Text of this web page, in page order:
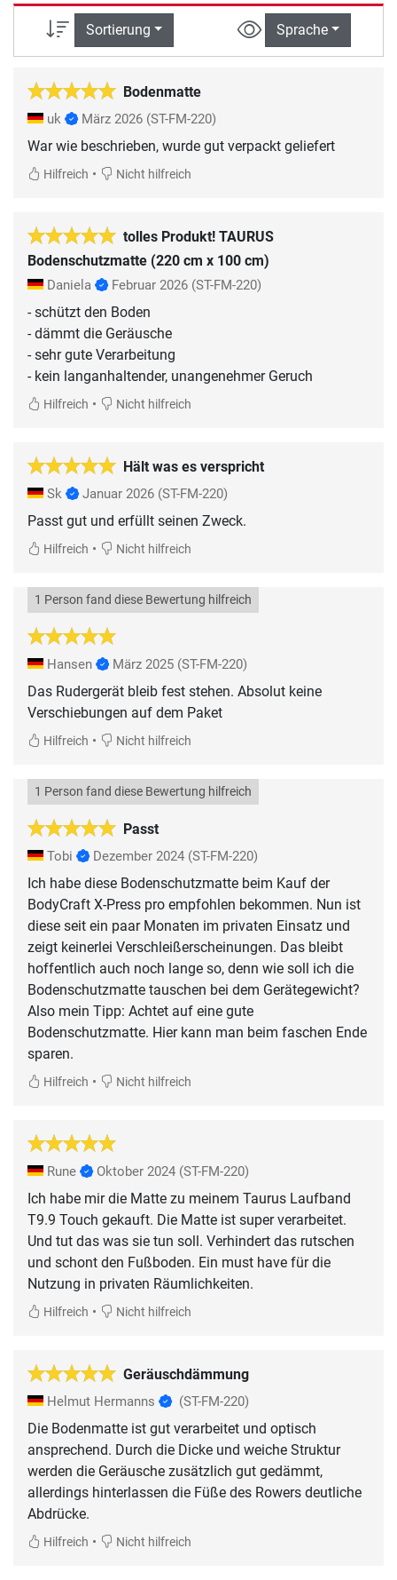
Sortierung Sprache
Bodenmatte
uk März 2026 (ST-FM-220)
War wie beschrieben, wurde gut verpackt geliefert
Hilfreich • Nicht hilfreich
tolles Produkt! TAURUS
Bodenschutzmatte (220 cm x 100 cm)
Daniela Februar 2026 (ST-FM-220)
- schützt den Boden
- dämmt die Geräusche
- sehr gute Verarbeitung
- kein langanhaltender, unangenehmer Geruch
Hilfreich • Nicht hilfreich
Hält was es verspricht
Sk Januar 2026 (ST-FM-220)
Passt gut und erfüllt seinen Zweck.
Hilfreich • Nicht hilfreich
1 Person fand diese Bewertung hilfreich
Hansen März 2025 (ST-FM-220)
Das Rudergerät bleib fest stehen. Absolut keine
Verschiebungen auf dem Paket
Hilfreich • Nicht hilfreich
Passt
1 Person fand diese Bewertung hilfreich
Tobi Dezember 2024 (ST-FM-220)
Ich habe diese Bodenschutzmatte beim Kauf der
BodyCraft X-Press pro empfohlen bekommen. Nun ist
diese seit ein paar Monaten im privaten Einsatz und
zeigt keinerlei Verschleißerscheinungen. Das bleibt
hoffentlich auch noch lange so, denn wie soll ich die
Bodenschutzmatte tauschen bei dem Gerätegewicht?
Also mein Tipp: Achtet auf eine gute
Bodenschutzmatte. Hier kann man beim faschen Ende
sparen.
Hilfreich • Nicht hilfreich
Rune Oktober 2024 (ST-FM-220)
Ich habe mir die Matte zu meinem Taurus Laufband
T9.9 Touch gekauft. Die Matte ist super verarbeitet.
Und tut das was sie tun soll. Verhindert das rutschen
und schont den Fußboden. Ein must have für die
Nutzung in privaten Räumlichkeiten.
Hilfreich • Nicht hilfreich
Geräuschdämmung
Helmut Hermanns (ST-FM-220)
Die Bodenmatte ist gut verarbeitet und optisch
ansprechend. Durch die Dicke und weiche Struktur
werden die Geräusche zusätzlich gut gedämmt,
allerdings hinterlassen die Füße des Rowers deutliche
Abdrücke.
Hilfreich • Nicht hilfreich